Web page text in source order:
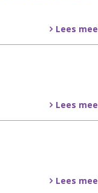
Lees
Lees
Lees